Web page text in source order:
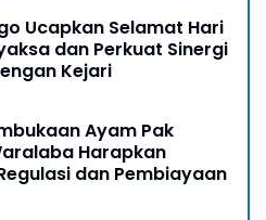
Ucapkan Selamat Hari
dan Perkuat Sinergi
Kejari
Ayam Pak
Harapkan
dan Pembiayaan